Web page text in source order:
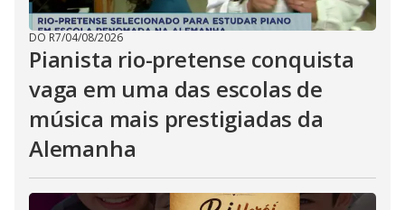
DO R7/04/08/2026
Pianista rio-pretense conquista
vaga em uma das escolas de
música mais prestigiadas da
Alemanha